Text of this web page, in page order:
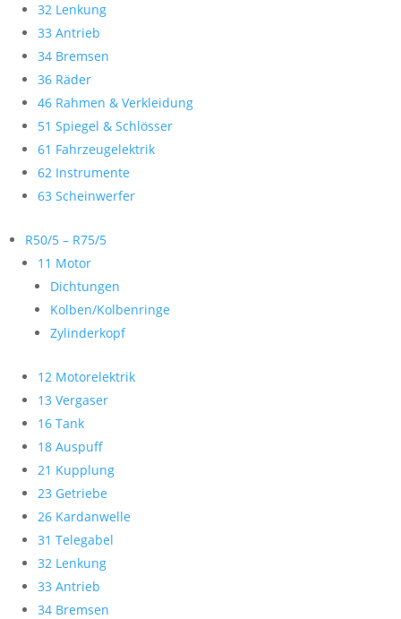
32 Lenkung
33 Antrieb
34 Bremsen
36 Räder
46 Rahmen & Verkleidung
51 Spiegel & Schlösser
61 Fahrzeugelektrik
62 Instrumente
63 Scheinwerfer
R50/5 – R75/5
11 Motor
Dichtungen
Kolben/Kolbenringe
Zylinderkopf
12 Motorelektrik
13 Vergaser
16 Tank
18 Auspuff
21 Kupplung
23 Getriebe
26 Kardanwelle
31 Telegabel
32 Lenkung
33 Antrieb
34 Bremsen